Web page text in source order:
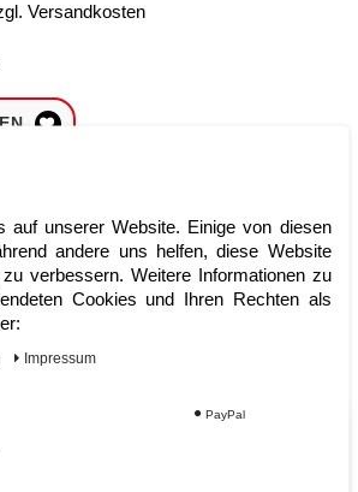
Versandkosten
Profis - Ihre Vorteile
auf unserer Website. Einige von diesen
andere uns helfen, diese Website
verbessern. Weitere Informationen zu
Cookies und Ihren Rechten als
Impressum
PayPal